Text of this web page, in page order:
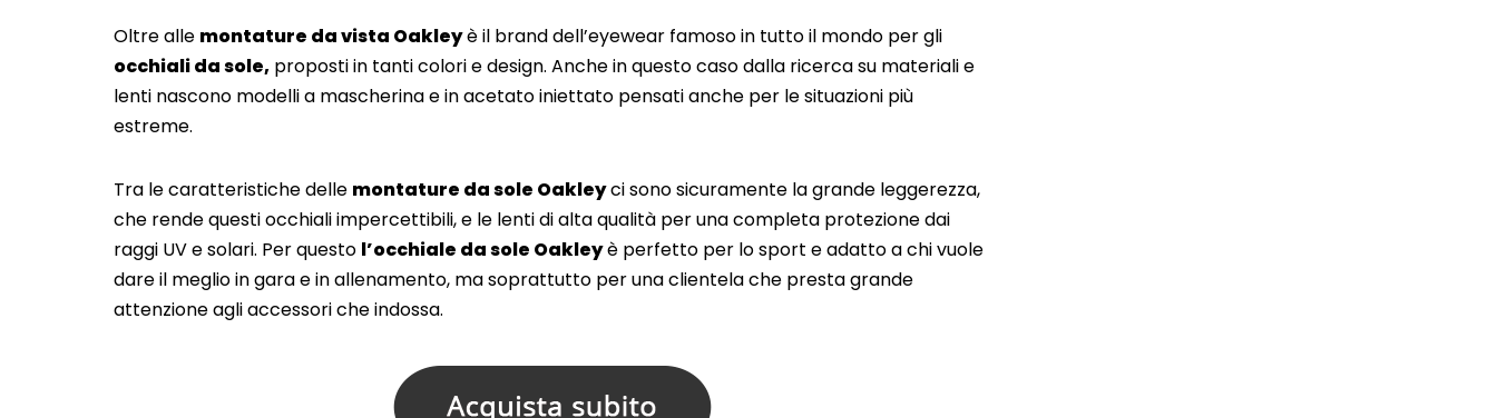
Oltre alle montature da vista Oakleyè il brand dell’eyewear famoso in tutto il mondo per gli
occhiali da sole, proposti in tanti colori e design. Anche in questo caso dalla ricerca su materiali e
lenti nascono modelli a mascherina e in acetato iniettato pensati anche per le situazioni più
estreme.
Tra le caratteristiche delle montature da sole Oakleyci sono sicuramente la grande leggerezza,
che rende questi occhiali impercettibili, e le lenti di alta qualità per una completa protezione dai
raggi UV e solari. Per questo l’occhiale da sole Oakleyè perfetto per lo sport e adatto a chi vuole
dare il meglio in gara e in allenamento, ma soprattutto per una clientela che presta grande
attenzione agli accessori che indossa.